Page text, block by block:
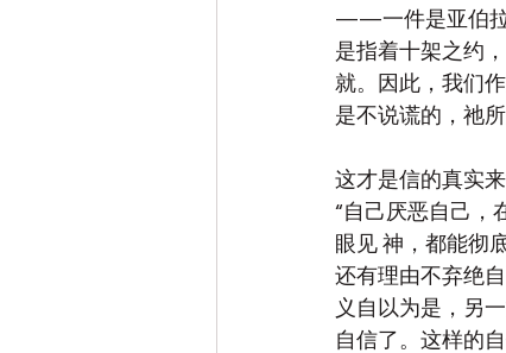
——一件是亚伯拉
是指着十架之约
就。因此，我们
是不说谎的，祂
这才是信的真实
“自己厌恶自己，
眼见 神，都能彻
还有理由不弃绝
义自以为是，另
自信了。这样的